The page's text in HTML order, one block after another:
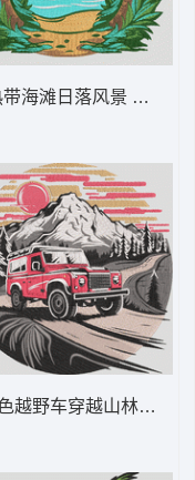
板——热
车司机-DS
带海滩日落风景 热带海
越野车穿越山林 越野